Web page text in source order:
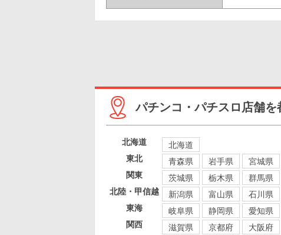
パチンコ・パチスロ店舗
北海道
北海道
東北
青森県 岩手県 宮城県
関東
茨城県 栃木県 群馬県
北陸・甲信越
新潟県 富山県 石川県
東海
岐阜県 静岡県 愛知県
関西
滋賀県 京都府 大阪府